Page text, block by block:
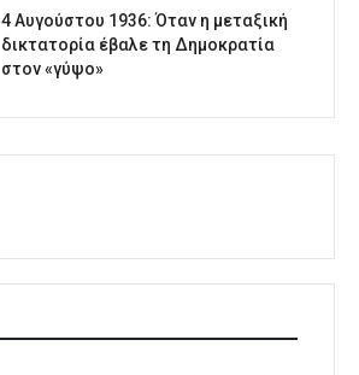
4 Αυγούστου 1936: Όταν η μεταξική
δικτατορία έβαλε τη Δημοκρατία
στον «γύψο»